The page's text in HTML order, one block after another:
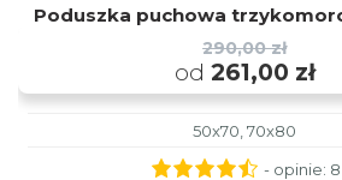
Poduszka puchowa
290,00 zł
od 261,00 zł
50x70, 70x80
- opinie: 8